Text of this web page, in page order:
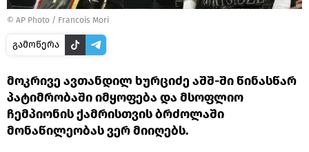
© AP Photo / Francois Mori
გამოწერა
მოკრივე ავთანდილ ხურციძე აშშ-ში წინასწარ
პატიმრობაში იმყოფება და მსოფლიო
ჩემპიონის ქამრისთვის ბრძოლაში
მონაწილეობას ვერ მიიღებს.